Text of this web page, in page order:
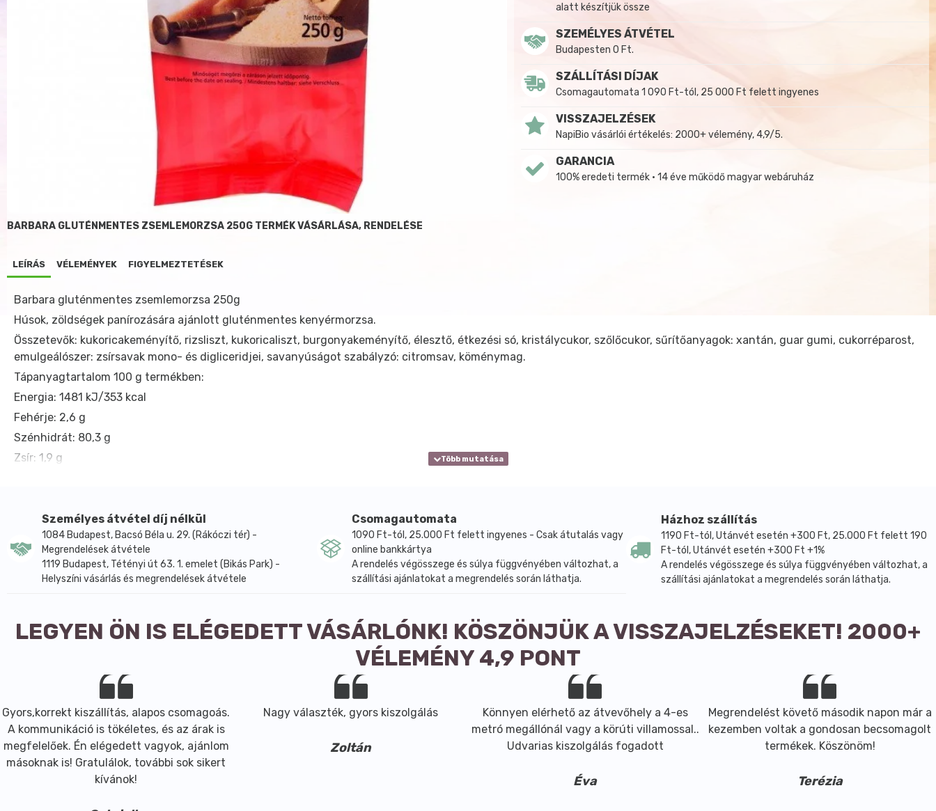
alatt készítjük össze
SZEMÉLYES ÁTVÉTEL
Budapesten 0 Ft.
SZÁLLÍTÁSI DÍJAK
Csomagautomata 1 090 Ft-tól, 25 000 Ft felett ingyenes
VISSZAJELZÉSEK
NapiBio vásárlói értékelés: 2000+ vélemény, 4,9/5.
GARANCIA
100% eredeti termék • 14 éve működő magyar webáruház
BARBARA GLUTÉNMENTES ZSEMLEMORZSA 250G TERMÉK VÁSÁRLÁSA, RENDELÉSE
LEÍRÁS VÉLEMÉNYEK FIGYELMEZTETÉSEK
Barbara gluténmentes zsemlemorzsa 250g
Húsok, zöldségek panírozására ajánlott gluténmentes kenyérmorzsa.
Összetevők: kukoricakeményítő, rizsliszt, kukoricaliszt, burgonyakeményítő, élesztő, étkezési só, kristálycukor, szőlőcukor, sűrítőanyagok: xantán, guar gumi, cukorréparost,
emulgeálószer: zsírsavak mono- és digliceridjei, savanyúságot szabályzó: citromsav, köménymag.
Tápanyagtartalom 100 g termékben:
Energia: 1481 kJ/353 kcal
Fehérje: 2,6 g
Szénhidrát: 80,3 g
Zsír: 1,9 g
Személyes átvétel díj nélkül
1084 Budapest, Bacsó Béla u. 29. (Rákóczi tér) -
Megrendelések átvétele
1119 Budapest, Tétényi út 63. 1. emelet (Bikás Park) -
Helyszíni vásárlás és megrendelések átvétele
Csomagautomata
1090 Ft-tól, 25.000 Ft felett ingyenes - Csak átutalás vagy
online bankkártya
A rendelés végösszege és súlya függvényében változhat, a
szállítási ajánlatokat a megrendelés során láthatja.
Házhoz szállítás
1190 Ft-tól, Utánvét esetén +300 Ft, 25.000 Ft felett 190
Ft-tól, Utánvét esetén +300 Ft +1%
A rendelés végösszege és súlya függvényében változhat, a
szállítási ajánlatokat a megrendelés során láthatja.
LEGYEN ÖN IS ELÉGEDETT VÁSÁRLÓNK! KÖSZÖNJÜK A VISSZAJELZÉSEKET! 2000+
VÉLEMÉNY 4,9 PONT
Gyors,korrekt kiszállítás, alapos csomagoás.
A kommunikáció is tökéletes, és az árak is
megfelelőek. Én elégedett vagyok, ajánlom
másoknak is! Gratulálok, további sok sikert
kívánok!
Nagy választék, gyors kiszolgálás
Zoltán
Könnyen elérhető az átvevőhely a 4-es
metró megállónál vagy a körúti villamossal..
Udvarias kiszolgálás fogadott
Éva
Megrendelést követő második napon már a
kezemben voltak a gondosan becsomagolt
termékek. Köszönöm!
Terézia